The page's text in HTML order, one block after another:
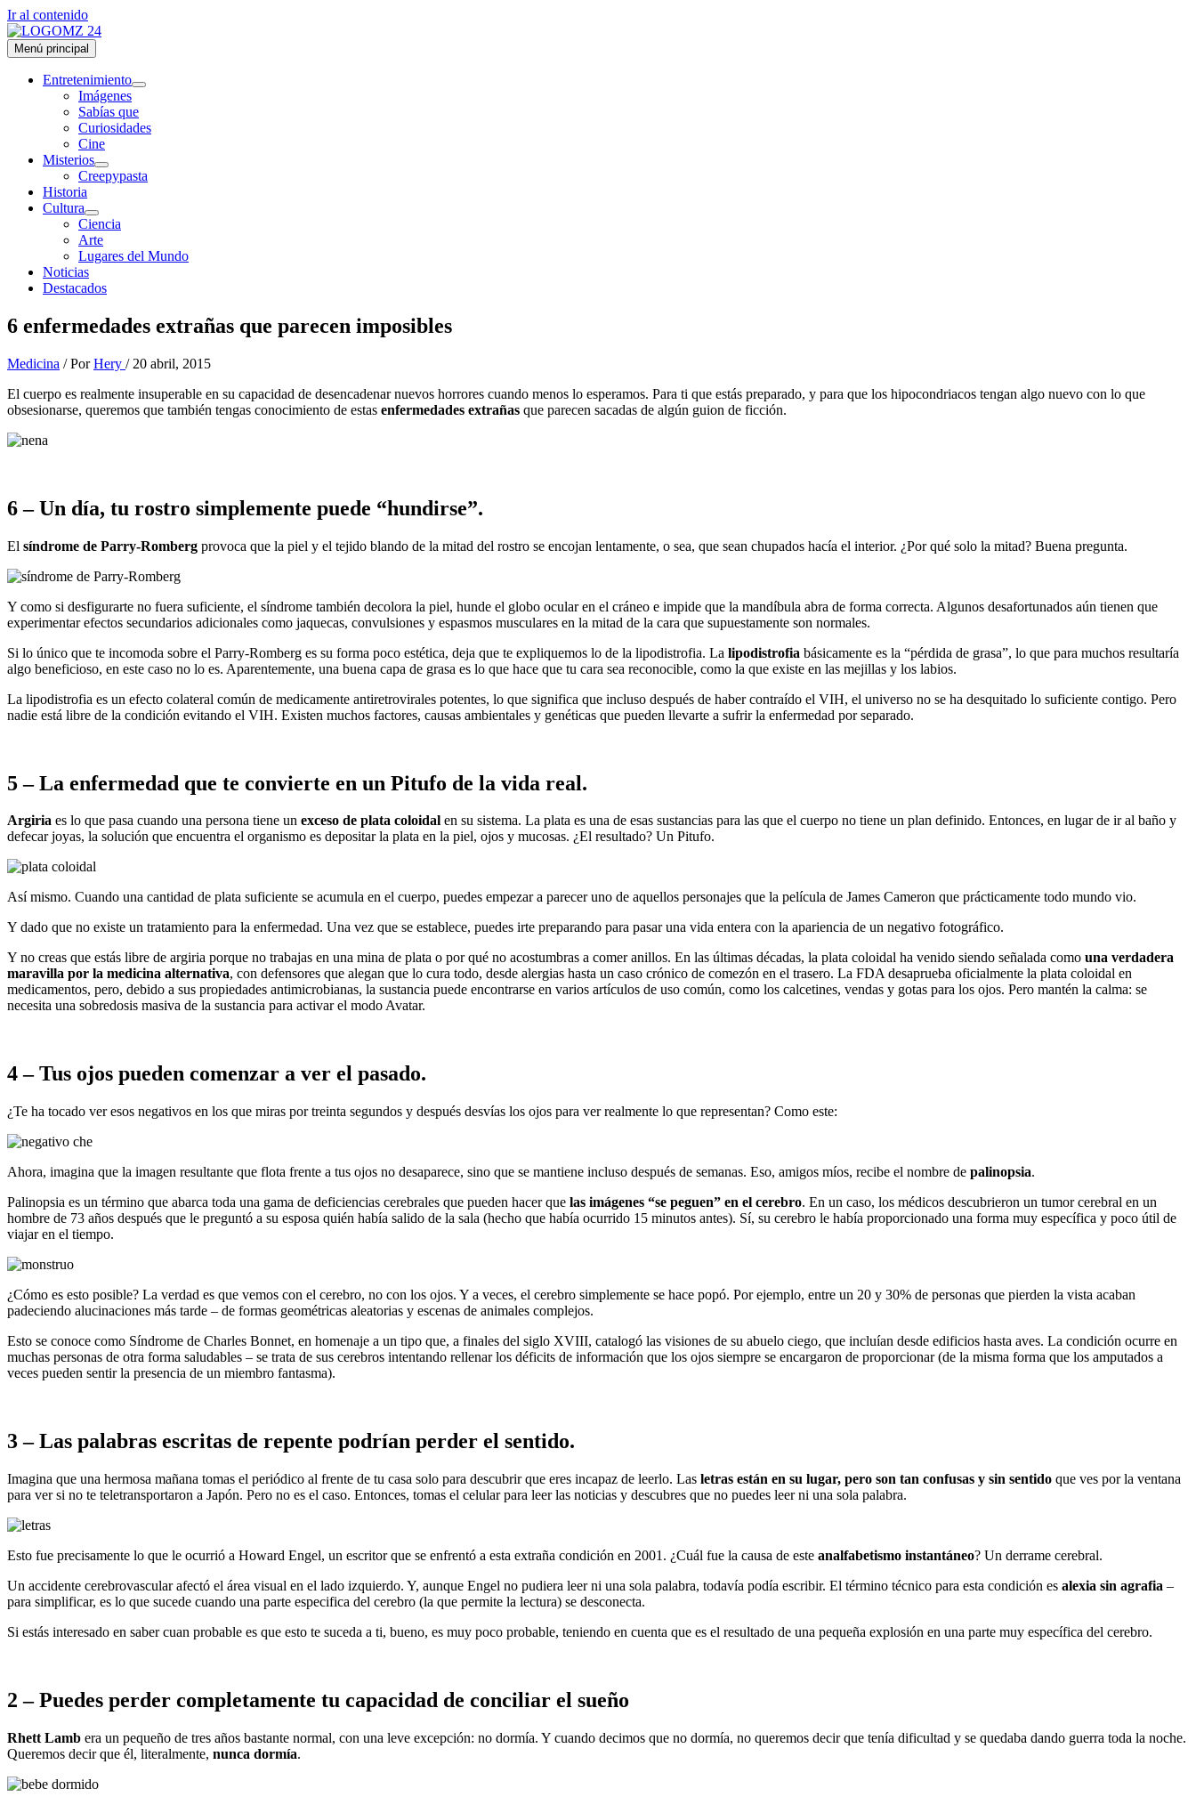
Ir al contenido
Menú principal
Entretenimiento
Imágenes
Sabías que
Curiosidades
Cine
Misterios
Creepypasta
Historia
Cultura
Ciencia
Arte
Lugares del Mundo
Noticias
Destacados
6 enfermedades extrañas que parecen imposibles
Medicina / PorHery / 20 abril, 2015
El cuerpo es realmente insuperable en su capacidad de desencadenar nuevos horrores cuando menos lo esperamos. Para ti que estás preparado, y para que los hipocondriacos tengan algo nuevo con lo que
obsesionarse, queremos que también tengas conocimiento de estas enfermedades extrañas que parecen sacadas de algún guion de ficción.
6 – Un día, tu rostro simplemente puede “hundirse”.
El síndrome de Parry-Romberg provoca que la piel y el tejido blando de la mitad del rostro se encojan lentamente, o sea, que sean chupados hacía el interior. ¿Por qué solo la mitad? Buena pregunta.
Y como si desfigurarte no fuera suficiente, el síndrome también decolora la piel, hunde el globo ocular en el cráneo e impide que la mandíbula abra de forma correcta. Algunos desafortunados aún tienen que
experimentar efectos secundarios adicionales como jaquecas, convulsiones y espasmos musculares en la mitad de la cara que supuestamente son normales.
Si lo único que te incomoda sobre el Parry-Romberg es su forma poco estética, deja que te expliquemos lo de la lipodistrofia. La lipodistrofia básicamente es la “pérdida de grasa”, lo que para muchos resultaría
algo beneficioso, en este caso no lo es. Aparentemente, una buena capa de grasa es lo que hace que tu cara sea reconocible, como la que existe en las mejillas y los labios.
La lipodistrofia es un efecto colateral común de medicamente antiretrovirales potentes, lo que significa que incluso después de haber contraído el VIH, el universo no se ha desquitado lo suficiente contigo. Pero
nadie está libre de la condición evitando el VIH. Existen muchos factores, causas ambientales y genéticas que pueden llevarte a sufrir la enfermedad por separado.
5 – La enfermedad que te convierte en un Pitufo de la vida real.
Argiria es lo que pasa cuando una persona tiene un exceso de plata coloidal en su sistema. La plata es una de esas sustancias para las que el cuerpo no tiene un plan definido. Entonces, en lugar de ir al baño y
defecar joyas, la solución que encuentra el organismo es depositar la plata en la piel, ojos y mucosas. ¿El resultado? Un Pitufo.
Así mismo. Cuando una cantidad de plata suficiente se acumula en el cuerpo, puedes empezar a parecer uno de aquellos personajes que la película de James Cameron que prácticamente todo mundo vio.
Y dado que no existe un tratamiento para la enfermedad. Una vez que se establece, puedes irte preparando para pasar una vida entera con la apariencia de un negativo fotográfico.
Y no creas que estás libre de argiria porque no trabajas en una mina de plata o por qué no acostumbras a comer anillos. En las últimas décadas, la plata coloidal ha venido siendo señalada como una verdadera
maravilla por la medicina alternativa, con defensores que alegan que lo cura todo, desde alergias hasta un caso crónico de comezón en el trasero. La FDA desaprueba oficialmente la plata coloidal en
medicamentos, pero, debido a sus propiedades antimicrobianas, la sustancia puede encontrarse en varios artículos de uso común, como los calcetines, vendas y gotas para los ojos. Pero mantén la calma: se
necesita una sobredosis masiva de la sustancia para activar el modo Avatar.
4 – Tus ojos pueden comenzar a ver el pasado.
¿Te ha tocado ver esos negativos en los que miras por treinta segundos y después desvías los ojos para ver realmente lo que representan? Como este:
Ahora, imagina que la imagen resultante que flota frente a tus ojos no desaparece, sino que se mantiene incluso después de semanas. Eso, amigos míos, recibe el nombre de palinopsia.
Palinopsia es un término que abarca toda una gama de deficiencias cerebrales que pueden hacer que las imágenes “se peguen” en el cerebro. En un caso, los médicos descubrieron un tumor cerebral en un
hombre de 73 años después que le preguntó a su esposa quién había salido de la sala (hecho que había ocurrido 15 minutos antes). Sí, su cerebro le había proporcionado una forma muy específica y poco útil de
viajar en el tiempo.
¿Cómo es esto posible? La verdad es que vemos con el cerebro, no con los ojos. Y a veces, el cerebro simplemente se hace popó. Por ejemplo, entre un 20 y 30% de personas que pierden la vista acaban
padeciendo alucinaciones más tarde – de formas geométricas aleatorias y escenas de animales complejos.
Esto se conoce como Síndrome de Charles Bonnet, en homenaje a un tipo que, a finales del siglo XVIII, catalogó las visiones de su abuelo ciego, que incluían desde edificios hasta aves. La condición ocurre en
muchas personas de otra forma saludables – se trata de sus cerebros intentando rellenar los déficits de información que los ojos siempre se encargaron de proporcionar (de la misma forma que los amputados a
veces pueden sentir la presencia de un miembro fantasma).
3 – Las palabras escritas de repente podrían perder el sentido.
Imagina que una hermosa mañana tomas el periódico al frente de tu casa solo para descubrir que eres incapaz de leerlo. Las letras están en su lugar, pero son tan confusas y sin sentido que ves por la ventana
para ver si no te teletransportaron a Japón. Pero no es el caso. Entonces, tomas el celular para leer las noticias y descubres que no puedes leer ni una sola palabra.
Esto fue precisamente lo que le ocurrió a Howard Engel, un escritor que se enfrentó a esta extraña condición en 2001. ¿Cuál fue la causa de este analfabetismo instantáneo? Un derrame cerebral.
Un accidente cerebrovascular afectó el área visual en el lado izquierdo. Y, aunque Engel no pudiera leer ni una sola palabra, todavía podía escribir. El término técnico para esta condición es alexia sin agrafia –
para simplificar, es lo que sucede cuando una parte especifica del cerebro (la que permite la lectura) se desconecta.
Si estás interesado en saber cuan probable es que esto te suceda a ti, bueno, es muy poco probable, teniendo en cuenta que es el resultado de una pequeña explosión en una parte muy específica del cerebro.
2 – Puedes perder completamente tu capacidad de conciliar el sueño
Rhett Lamb era un pequeño de tres años bastante normal, con una leve excepción: no dormía. Y cuando decimos que no dormía, no queremos decir que tenía dificultad y se quedaba dando guerra toda la noche.
Queremos decir que él, literalmente, nunca dormía.